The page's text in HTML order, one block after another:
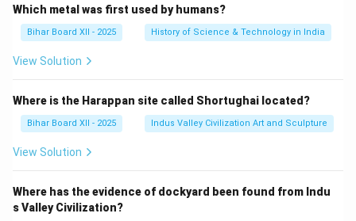
Which metal was first used by humans?
Bihar Board XII - 2025 History of Science & Technology in India
View Solution
Where is the Harappan site called Shortughai located?
Bihar Board XII - 2025 Indus Valley Civilization Art and Sculpture
View Solution
Where has the evidence of dockyard been found from Indu
s Valley Civilization?